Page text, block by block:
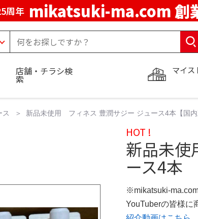
周年 mikatsuki-ma.com 創
マイス
店舗・チラシ検
索
ス 新品未使用 フィネス 豊潤サジー ジュース4本【国内
HOT !
新品未
ース4本
※mikatsuki-
YouTuberの皆様に